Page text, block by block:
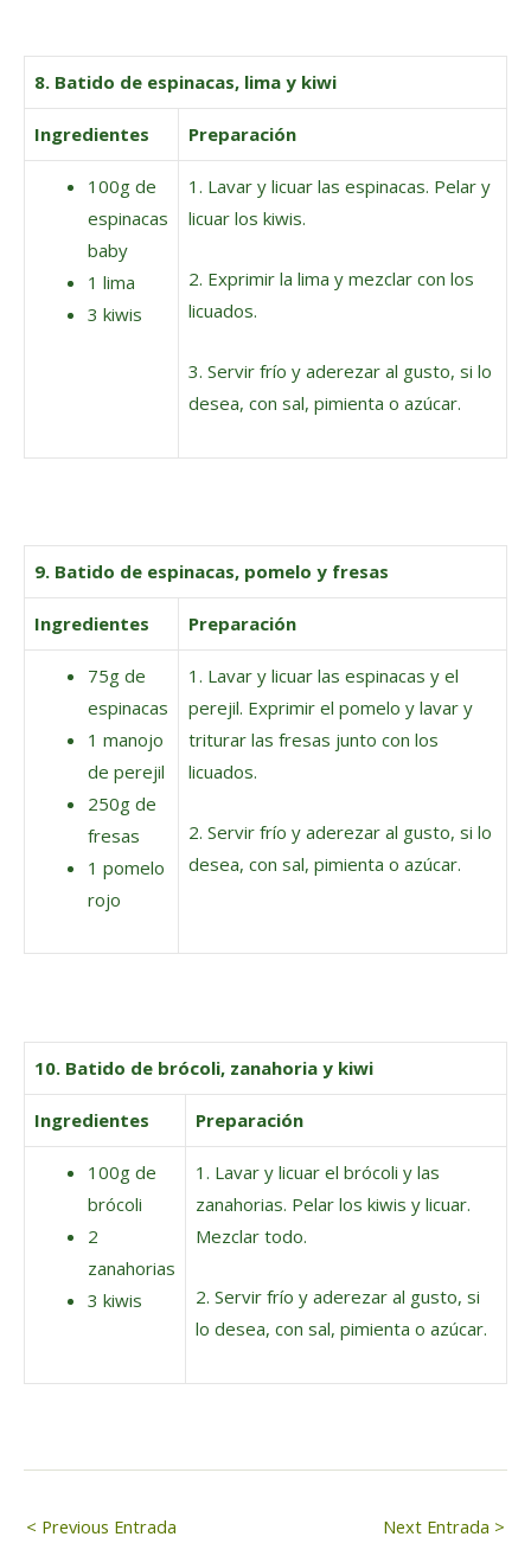
8. Batido de espinacas, lima y kiwi
Ingredientes Preparación
100g de
espinacas
baby
1 lima
3 kiwis
1. Lavar y licuar las espinacas. Pelar y
licuar los kiwis.
2. Exprimir la lima y mezclar con los
licuados.
3. Servir frío y aderezar al gusto, si lo
desea, con sal, pimienta o azúcar.
9. Batido de espinacas, pomelo y fresas
Ingredientes Preparación
75g de
espinacas
1 manojo
de perejil
250g de
fresas
1 pomelo
rojo
1. Lavar y licuar las espinacas y el
perejil. Exprimir el pomelo y lavar y
triturar las fresas junto con los
licuados.
2. Servir frío y aderezar al gusto, si lo
desea, con sal, pimienta o azúcar.
10. Batido de brócoli, zanahoria y kiwi
Ingredientes Preparación
100g de
brócoli
2
zanahorias
3 kiwis
1. Lavar y licuar el brócoli y las
zanahorias. Pelar los kiwis y licuar.
Mezclar todo.
2. Servir frío y aderezar al gusto, si
lo desea, con sal, pimienta o azúcar.
Navegación
< Previous Entrada Next Entrada >